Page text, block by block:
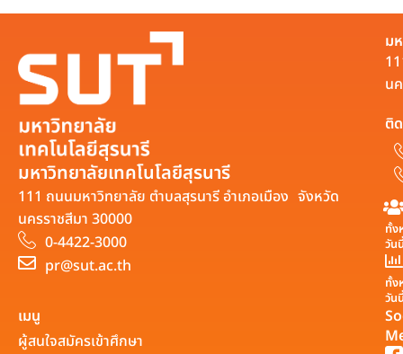
มหาวิทยาลัยเทคโนโลยีสุรนารี
111 ถนนมหาวิทยาลัย ตำบลสุรนารี อำเภอเมือง จังหวัด
นครราชสีมา 30000
0-4422-3000
pr@sut.ac.th
ม
น
ติ
ทั้ง
วัน
ทั้ง
วัน
เมนู
ผู้สนใจสมัครเข้าศึกษา